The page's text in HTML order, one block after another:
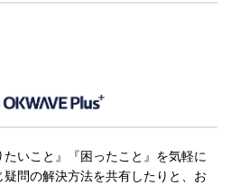
いこと』『困ったこと』を気軽に
問の解決方法を共有したりと、お